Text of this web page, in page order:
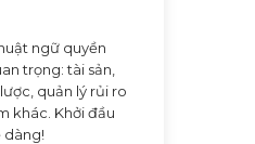
ngữ quyền
trọng: tài sản,
quản lý rủi ro
khác. Khởi đầu
dàng!